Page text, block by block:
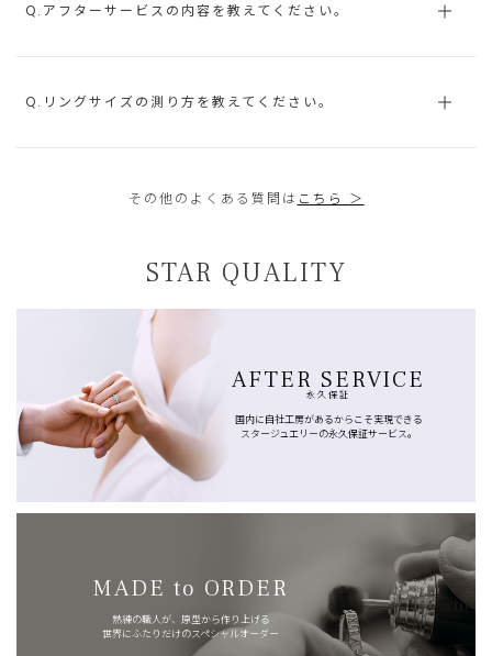
Q.アフターサービスの内容を教えてください。
Q.リングサイズの測り方を教えてください。
その他のよくある質問は こちら ＞
STAR QUALITY
AFTER SERVICE
永久保証
国内に自社工房があるからこそ実現できる
スタージュエリーの永久保証サービス。
MADE to ORDER
熟練の職人が、原型から作り上げる
世界にふたりだけのスペシャルオーダー